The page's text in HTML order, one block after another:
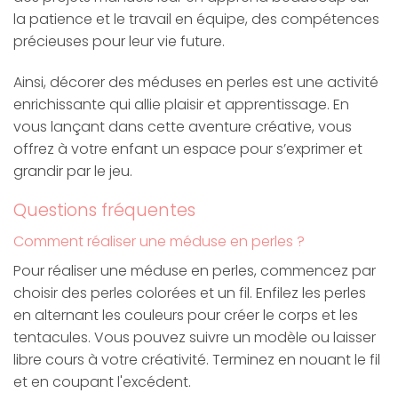
la patience et le travail en équipe, des compétences
précieuses pour leur vie future.
Ainsi, décorer des méduses en perles est une activité
enrichissante qui allie plaisir et apprentissage. En
vous lançant dans cette aventure créative, vous
offrez à votre enfant un espace pour s’exprimer et
grandir par le jeu.
Questions fréquentes
Comment réaliser une méduse en perles ?
Pour réaliser une méduse en perles, commencez par
choisir des perles colorées et un fil. Enfilez les perles
en alternant les couleurs pour créer le corps et les
tentacules. Vous pouvez suivre un modèle ou laisser
libre cours à votre créativité. Terminez en nouant le fil
et en coupant l'excédent.